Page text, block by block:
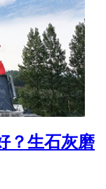
？生石灰磨